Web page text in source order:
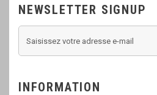
NEWSLETTER SIGNUP
INFORMATION